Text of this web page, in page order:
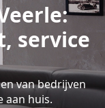
service
van bedrijven
aan huis.